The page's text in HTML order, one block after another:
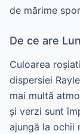
de mărime
De ce are
Culoarea
dispersiei
mai multă
și verzi sunt
ajungă la ochii